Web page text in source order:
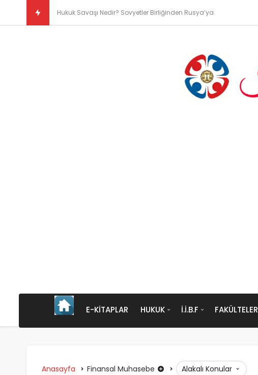
Kısaca Düşünce ve Vicda
E-KITAPLAR HUKUK İ.İ.B.F FAKÜLTELER
Anasayfa Finansal Muhasebe Alakalı Konular